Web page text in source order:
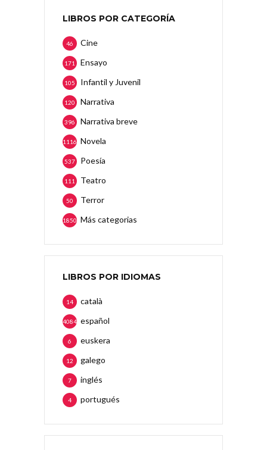
LIBROS POR CATEGORÍA
Cine
46
Ensayo
171
Infantil y Juvenil
105
Narrativa
120
Narrativa breve
396
Novela
1116
Poesía
537
Teatro
111
Terror
50
Más categorias
1850
LIBROS POR IDIOMAS
català
14
español
4084
euskera
6
galego
12
inglés
7
portugués
4